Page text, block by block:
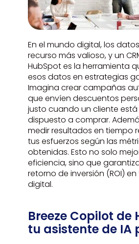
En el mundo digital, los
recurso más valioso, y un
HubSpot es la herramienta
esos datos en estrategias
Imagina crear campañas
que envíen descuentos
justo cuando un cliente está
dispuesto a comprar.
medir resultados en tiempo
tus esfuerzos según las
obtenidas. Esto no solo
eficiencia, sino que
retorno de inversión (ROI)
digital.
Breeze Copilot de
tu asistente de IA